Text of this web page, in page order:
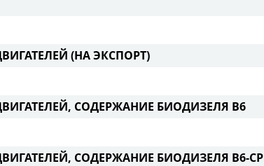
(НА ЭКСПОРТ)
СОДЕРЖАНИЕ БИОДИЗЕЛЯ В6
СОДЕРЖАНИЕ БИОДИЗЕЛЯ В6-CP